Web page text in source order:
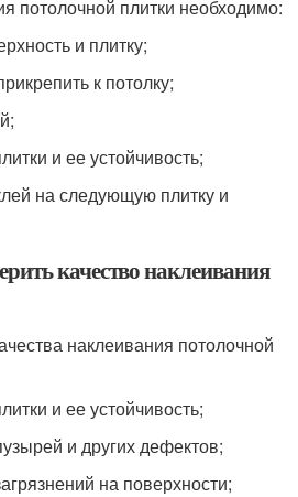
потолочной плитки необходимо:
и плитку;
к потолку;
и ее устойчивость;
на следующую плитку и
качество наклеивания
наклеивания потолочной
и ее устойчивость;
и других дефектов;
на поверхности;